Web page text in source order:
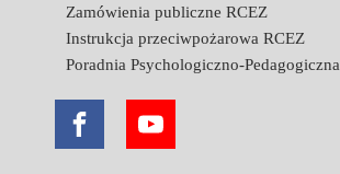
Zamówienia publiczne RCEZ
Instrukcja przeciwpożarowa RCEZ
Poradnia Psychologiczno-Pedagogiczna